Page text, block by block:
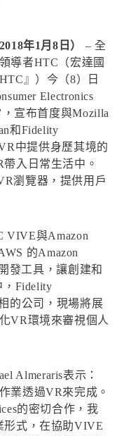
年1月8日）
– 全
導者HTC（宏達國
』）今（8）日
Electronics
宣布首度與Mozilla
和Fidelity
中提供身歷其境的
入日常生活中。
瀏覽器，提供用戶
VIVE與Amazon
的Amazon
發工具，讓創建和
，Fidelity
的公司，現場將展
VR環境來審視個人
Almeraris表示：
業透過VR來完成。
的密切合作，我
形式，在協助VIVE